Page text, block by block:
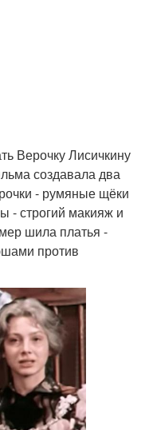
Верочку Лисичкину
создавала два
- румяные щёки
- строгий макияж и
шила платья -
против